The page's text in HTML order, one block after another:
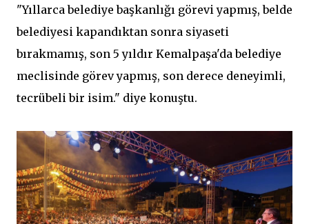
"Yıllarca belediye başkanlığı görevi yapmış, belde
belediyesi kapandıktan sonra siyaseti
bırakmamış, son 5 yıldır Kemalpaşa'da belediye
meclisinde görev yapmış, son derece deneyimli,
tecrübeli bir isim." diye konuştu.